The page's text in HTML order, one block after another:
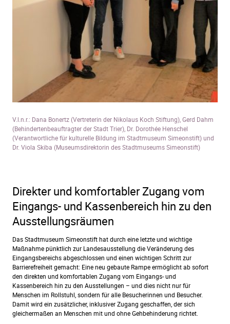
V.l.n.r.: Dana Bonertz (Vertreterin der Nikolaus Koch Stiftung), Gerd Dahm
(Behindertenbeauftragter der Stadt Trier), Dr. Dorothée Henschel
(Verantwortliche für kulturelle Bildung im Stadtmuseum Simeonstift) und
Dr. Viola Skiba (Museumsdirektorin des Stadtmuseums Simeonstift)
Direkter und komfortabler Zugang vom
Eingangs- und Kassenbereich hin zu den
Ausstellungsräumen
Das Stadtmuseum Simeonstift hat durch eine letzte und wichtige
Maßnahme pünktlich zur Landesausstellung die Veränderung des
Eingangsbereichs abgeschlossen und einen wichtigen Schritt zur
Barrierefreiheit gemacht: Eine neu gebaute Rampe ermöglicht ab sofort
den direkten und komfortablen Zugang vom Eingangs- und
Kassenbereich hin zu den Ausstellungen – und dies nicht nur für
Menschen im Rollstuhl, sondern für alle Besucherinnen und Besucher.
Damit wird ein zusätzlicher, inklusiver Zugang geschaffen, der sich
gleichermaßen an Menschen mit und ohne Gehbehinderung richtet.